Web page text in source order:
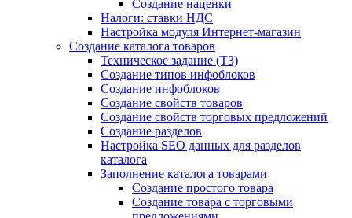
Создание наценки
Налоги: ставки НДС
Настройка модуля Интернет-магазин
Создание каталога товаров
Техническое задание (ТЗ)
Создание типов инфоблоков
Создание инфоблоков
Создание свойств товаров
Создание свойств торговых предложений
Создание разделов
Настройка SEO данных для разделов
каталога
Заполнение каталога товарами
Создание простого товара
Создание товара с торговыми